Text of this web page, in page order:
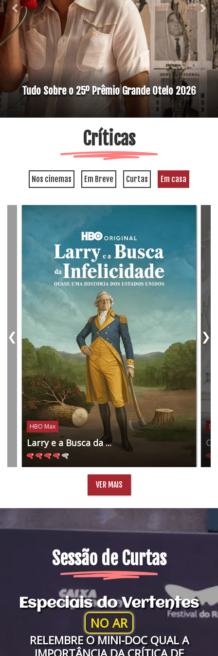
Tudo Sobre o 25º Prêmio Grande Otelo 2026
Críticas
Nos cinemas Em Breve Curtas Em casa
HBO Max
Larry e a Busca da ... O
❮ ❯
VER MAIS
Sessão de Curtas
Especiais do Vertentes
NO AR
RELEMBRE O MINI-DOC QUAL A